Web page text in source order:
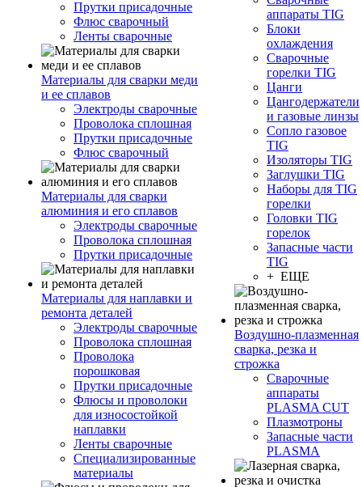
Прутки присадочные
Флюс сварочный
Ленты сварочные
Материалы для сварки меди
и ее сплавов
Электроды сварочные
Проволока сплошная
Прутки присадочные
Флюс сварочный
Материалы для сварки
алюминия и его сплавов
Электроды сварочные
Проволока сплошная
Прутки присадочные
Материалы для наплавки и
ремонта деталей
Электроды сварочные
Проволока сплошная
Проволока
порошковая
Прутки присадочные
Флюсы и проволоки
для износостойкой
наплавки
Ленты сварочные
Специализированные
материалы
аппараты TIG
Блоки
охлаждения
Сварочные
горелки TIG
Цанги
Цангодержатели
и газовые линзы
Сопло газовое
TIG
Изоляторы TIG
Заглушки TIG
Наборы для TIG
горелки
Головки TIG
горелок
Запасные части
TIG
+ ЕЩЕ
Воздушно-плазменная
сварка, резка и
строжка
Сварочные
аппараты
PLASMA CUT
Плазмотроны
Запасные части
PLASMA